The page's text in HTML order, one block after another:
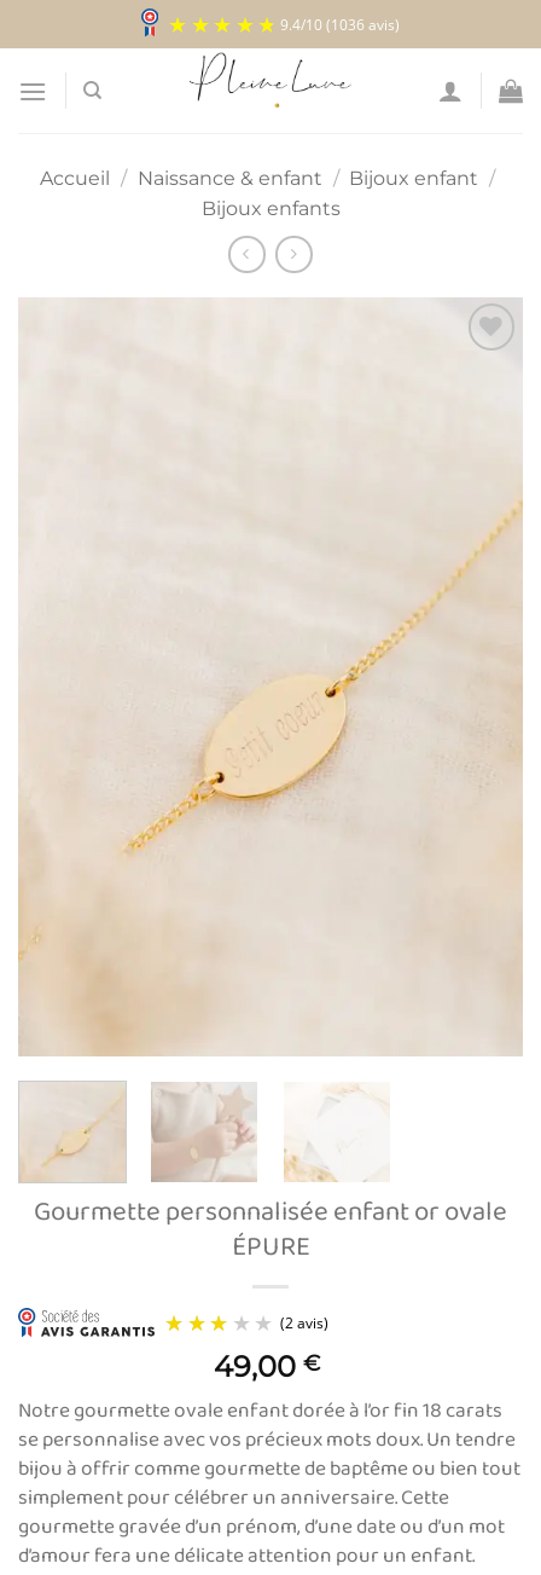
au
contenu
9.4/10(1036 avis)
Accueil / Naissance & enfant / Bijoux enfant /
Bijoux enfants
Gourmette personnalisée enfant or ovale
ÉPURE
(2 avis)
49,00 €
Notre gourmette ovale enfant dorée à l’or fin 18 carats
se personnalise avec vos précieux mots doux. Un tendre
bijou à offrir comme gourmette de baptême ou bien tout
simplement pour célébrer un anniversaire. Cette
gourmette gravée d’un prénom, d’une date ou d’un mot
d’amour fera une délicate attention pour un enfant.